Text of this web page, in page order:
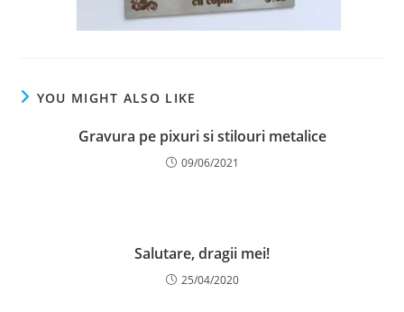
YOU MIGHT ALSO LIKE
Gravura pe pixuri si stilouri metalice
09/06/2021
Salutare, dragii mei!
25/04/2020